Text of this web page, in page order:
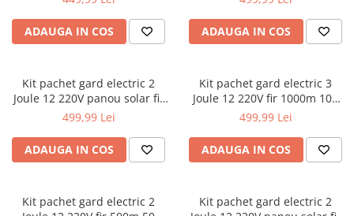
Nivela Laser
Polizoare
De banc
Unghiulare/drepte
PPR lipire taiere
Frana
Bercuit conducte
Presa etrier
Trusa completa
Magnet recuperator
Pistol impact
Pistol pneumatic
Extras suruburi piulite
Extractoare
Reparatie anvelope
Reparatie completa filete
Tarozi si filiere
Menghine
ADAUGA IN COS ADAUGA IN COS
Kit pachet gard electric 2
Joule 12 220V panou solar fir
250m 25 izolatori (BK92717-
499,99 Lei
ADAUGA IN COS
Kit pachet gard electric 3
Joule 12 220V fir 1000m 100
izolatori (BK87634-1000-01)
499,99 Lei
ADAUGA IN COS
Kit pachet gard electric 2
Kit pachet gard electric 2